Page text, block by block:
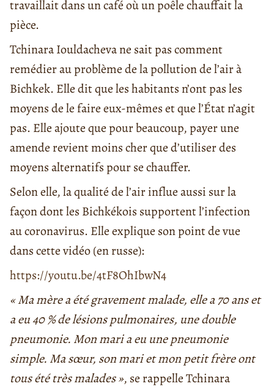
travaillait dans un café où un poêle chauffait la
pièce.
Tchinara Iouldacheva ne sait pas comment
remédier au problème de la pollution de l’air à
Bichkek. Elle dit que les habitants n’ont pas les
moyens de le faire eux-mêmes et que l’État n’agit
pas. Elle ajoute que pour beaucoup, payer une
amende revient moins cher que d’utiliser des
moyens alternatifs pour se chauffer.
Selon elle, la qualité de l’air influe aussi sur la
façon dont les Bichkékois supportent l’infection
au coronavirus. Elle explique son point de vue
dans cette vidéo (en russe):
https://youtu.be/4tF8OhIbwN4
« Ma mère a été gravement malade, elle a 70 ans et
a eu 40 % de lésions pulmonaires, une double
pneumonie. Mon mari a eu une pneumonie
simple. Ma sœur, son mari et mon petit frère ont
tous été très malades », se rappelle Tchinara